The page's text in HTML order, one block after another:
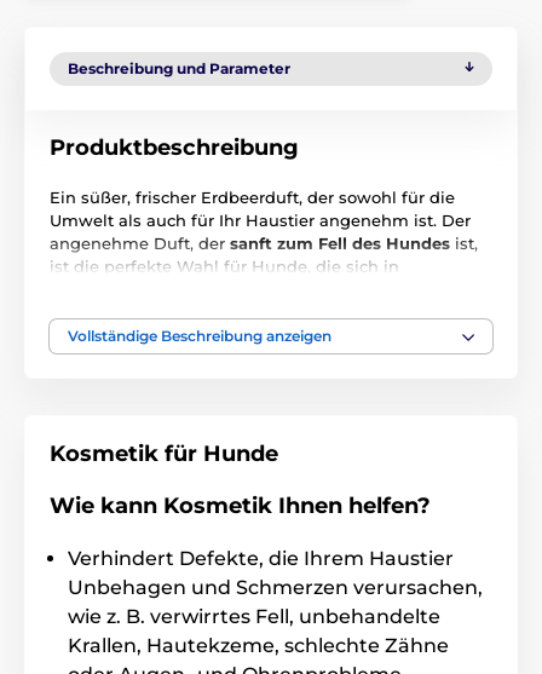
Beschreibung und Parameter
Produktbeschreibung
Ein süßer, frischer Erdbeerduft, der sowohl für die
Umwelt als auch für Ihr Haustier angenehm ist. Der
angenehme Duft, der sanft zum Fell des Hundes ist,
ist die perfekte Wahl für Hunde, die sich in
schwer machen würde. Speziell formuliert, um einen
frischen Duft nach dem Baden und eine intensive,
Es hat einen neutralen pH-Wert, wirkt nicht reizend
niesen muss.
das Fell einmassieren oder auf eine Bürste auftragen
und über den Körper des Tieres verteilen. Kann auch
aus einer Entfernung von ca. 15 cm auf das Fell des
Vollständige Beschreibung anzeigen
Kosmetik für Hunde
Wie kann Kosmetik Ihnen helfen?
Verhindert Defekte, die Ihrem Haustier
Unbehagen und Schmerzen verursachen,
wie z. B. verwirrtes Fell, unbehandelte
Krallen, Hautekzeme, schlechte Zähne